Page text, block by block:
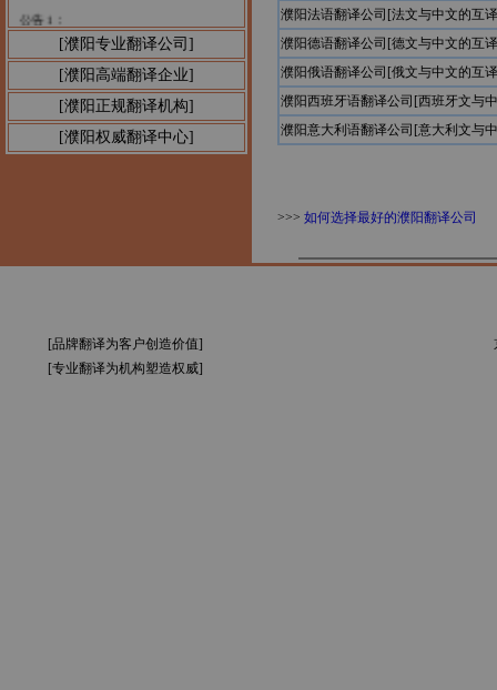
公告1：
[濮阳专业翻译公司]
[濮阳高端翻译企业]
[濮阳正规翻译机构]
[濮阳权威翻译中心]
濮阳法语翻译公司[法文与中文的互
濮阳德语翻译公司[德文与中文的互
濮阳俄语翻译公司[俄文与中文的互
濮阳西班牙语翻译公司[西班牙文与
濮阳意大利语翻译公司[意大利文与
>>> 如何选择最好的濮阳翻译公司
[品牌翻译为客户创造价值]
[专业翻译为机构塑造权威]